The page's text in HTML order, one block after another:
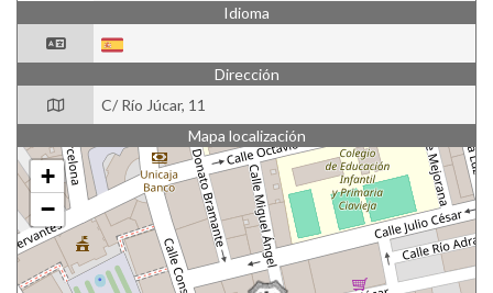
Idioma
Dirección
C/ Río Júcar, 11
Mapa localización
+
−